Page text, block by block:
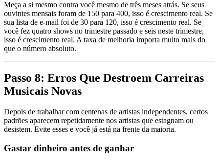
Meça a si mesmo contra você mesmo de três meses atrás. Se seus
ouvintes mensais foram de 150 para 400, isso é crescimento real. Se
sua lista de e-mail foi de 30 para 120, isso é crescimento real. Se
você fez quatro shows no trimestre passado e seis neste trimestre,
isso é crescimento real. A taxa de melhoria importa muito mais do
que o número absoluto.
Passo 8: Erros Que Destroem Carreiras
Musicais Novas
Depois de trabalhar com centenas de artistas independentes, certos
padrões aparecem repetidamente nos artistas que estagnam ou
desistem. Evite esses e você já está na frente da maioria.
Gastar dinheiro antes de ganhar